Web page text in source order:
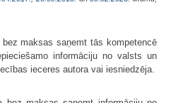
maksas saņemt tās kompetencē
informāciju no valsts un
ieceres autora vai iesniedzēja.